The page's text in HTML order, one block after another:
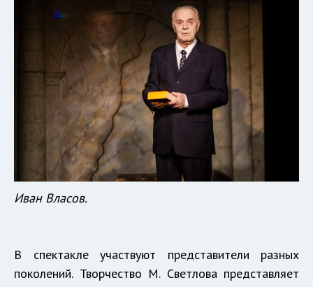
Иван Власов.
В спектакле участвуют представители разных
поколений. Творчество М. Светлова представляет